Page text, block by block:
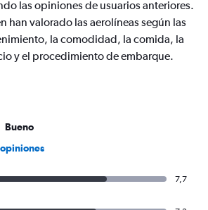
las opiniones de usuarios anteriores.
han valorado las aerolíneas según las
la comodidad, la comida, la
y el procedimiento de embarque.
Bueno
7,7